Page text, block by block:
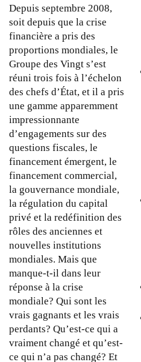
c
u
m
e
n
t
d
e
p
o
l
i
t
i
q
u
e
:
Q
u
e
m
a
n
q
u
Depuis septembre 2008,
soit depuis que la crise
financière a pris des
proportions mondiales, le
Groupe des Vingt s’est
réuni trois fois à l’échelon
des chefs d’État, et il a pris
une gamme apparemment
impressionnante
d’engagements sur des
questions fiscales, le
financement émergent, le
financement commercial,
la gouvernance mondiale,
la régulation du capital
privé et la redéfinition des
rôles des anciennes et
nouvelles institutions
mondiales. Mais que
manque-t-il dans leur
réponse à la crise
mondiale? Qui sont les
vrais gagnants et les vrais
perdants? Qu’est-ce qui a
vraiment changé et qu’est-
ce qui n’a pas changé? Et